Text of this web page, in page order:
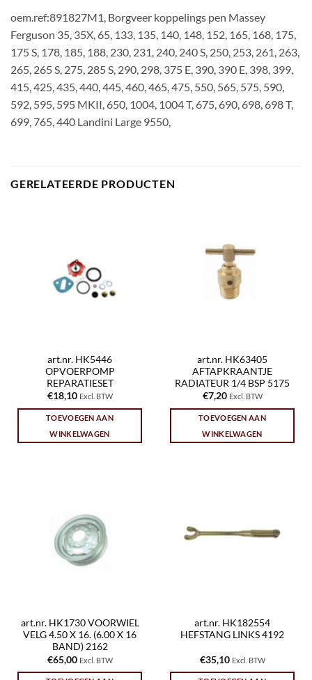
oem.ref:891827M1, Borgveer koppelings pen Massey
Ferguson 35, 35X, 65, 133, 135, 140, 148, 152, 165, 168, 175,
175 S, 178, 185, 188, 230, 231, 240, 240 S, 250, 253, 261, 263,
265, 265 S, 275, 285 S, 290, 298, 375 E, 390, 390 E, 398, 399,
415, 425, 435, 440, 445, 460, 465, 475, 550, 565, 575, 590,
592, 595, 595 MKII, 650, 1004, 1004 T, 675, 690, 698, 698 T,
699, 765, 440 Landini Large 9550,
GERELATEERDE PRODUCTEN
art.nr. HK5446
OPVOERPOMP
REPARATIESET
€18,10 Excl. BTW
TOEVOEGEN AAN
WINKELWAGEN
art.nr. HK63405
AFTAPKRAANTJE
RADIATEUR 1/4 BSP 5175
€7,20 Excl. BTW
TOEVOEGEN AAN
WINKELWAGEN
art.nr. HK1730 VOORWIEL
VELG 4.50 X 16. (6.00 X 16
BAND) 2162
€65,00 Excl. BTW
art.nr. HK182554
HEFSTANG LINKS 4192
€35,10 Excl. BTW